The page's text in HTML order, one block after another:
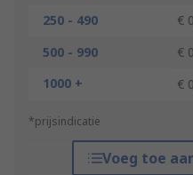
250 - 490
€
500 - 990
€
1000 +
€
*prijsindicatie
Voeg toe